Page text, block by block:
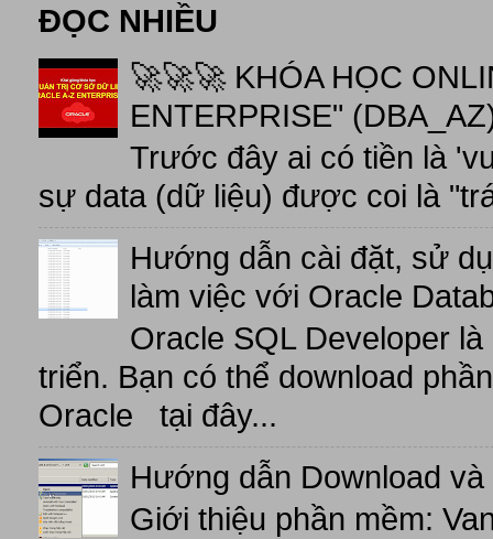
ĐỌC NHIỀU
🚀🚀🚀 KHÓA HỌC
ENTERPRISE"
Trước đây ai có tiền là
sự data (dữ liệu) được coi là
Hướng dẫn cài đặt, sử
làm việc với Oracle
Oracle SQL Developer
triển. Bạn có thể download
Oracle tại đây...
Hướng dẫn Download
Giới thiệu phần mềm: